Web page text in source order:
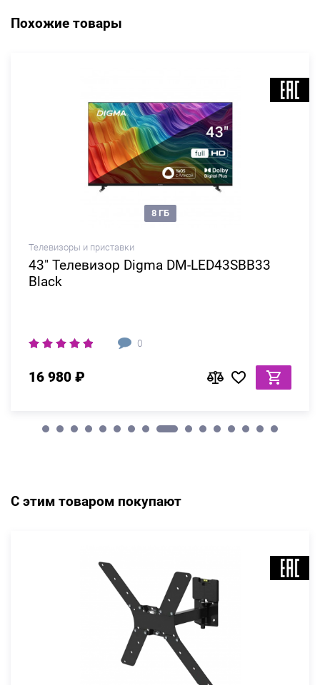
Похожие товары
Телевизоры и приставки
43" Телевизор Digma DM-LED43SBB33
Black
0
8 ГБ
16 980 ₽
С этим товаром покупают